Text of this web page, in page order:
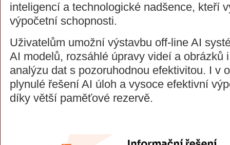
inteligencí a technologické nadšence, kteří
výpočetní schopnosti.
Uživatelům umožní výstavbu off-line AI
AI modelů, rozsáhlé úpravy videí a obrázků
analýzu dat s pozoruhodnou efektivitou. I v
plynulé řešení AI úloh a vysoce efektivní
díky větší paměťové rezervě.